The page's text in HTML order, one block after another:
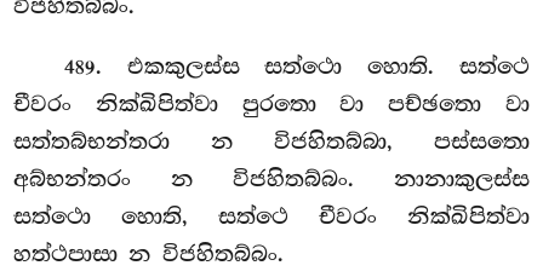
විජහිතබ්බං.
489. එකකුලස්ස සත්ථො හොති. සත්ථෙ
චීවරං නික්ඛිපිත්වා පුරතො වා පච්ඡතො වා
සත්තබ්භන්තරා න විජහිතබ්බා, පස්සතො
අබ්භන්තරං න විජහිතබ්බං. නානාකුලස්ස
සත්ථො හොති, සත්ථෙ චීවරං නික්ඛිපිත්වා
හත්ථපාසා න විජහිතබ්බං.